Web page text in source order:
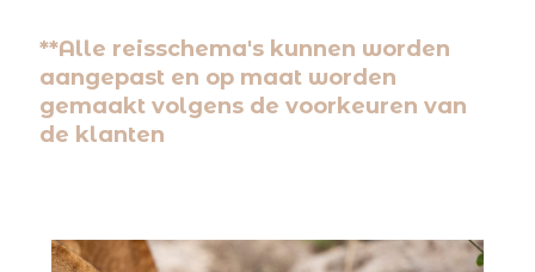
**Alle reisschema's kunnen worden
aangepast en op maat worden
gemaakt volgens de voorkeuren van
de klanten